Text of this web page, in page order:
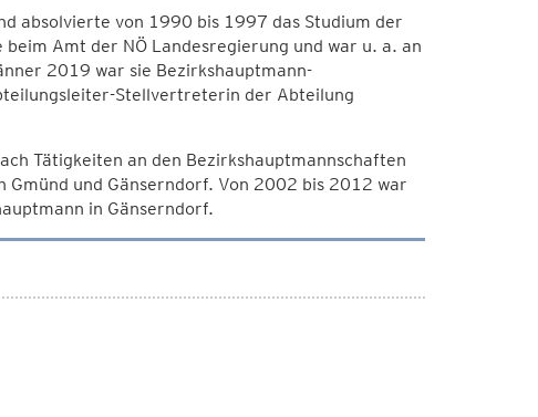
absolvierte von 1990 bis 1997 das Studium der
Amt der NÖ Landesregierung und war u. a. an
2019 war sie Bezirkshauptmann-
Stellvertreterin der Abteilung
Tätigkeiten an den Bezirkshauptmannschaften
und Gänserndorf. Von 2002 bis 2012 war
in Gänserndorf.